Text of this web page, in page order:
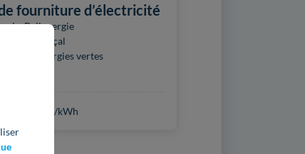
fourniture d’électricité
La Bellenergie
provençal
pour les énergies vertes
TTC/kWh